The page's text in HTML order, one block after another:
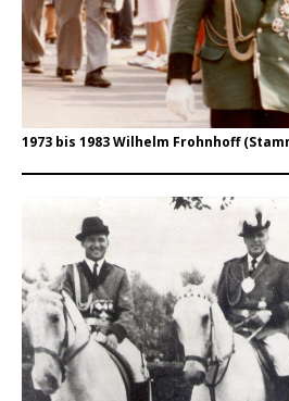
1973 bis 1983 Wilhelm Frohnhoff